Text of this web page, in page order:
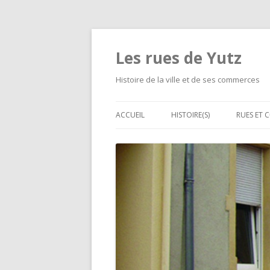
Les rues de Yutz
Histoire de la ville et de ses commerces
ACCUEIL HISTOIRE(S)
CORMONTAIGNE
SÉPARATIONS ET FUSIONS DES
VILLAGES
LE CHEMIN DE FER À YUTZ
LES ÉVÉNEMENTS
RUES ET
LES
RUE